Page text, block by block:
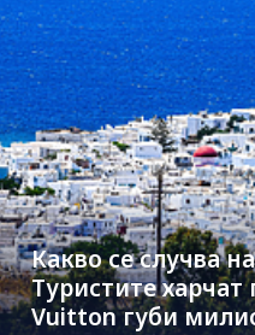
Какво се случва
Туристите
Vuitton губи